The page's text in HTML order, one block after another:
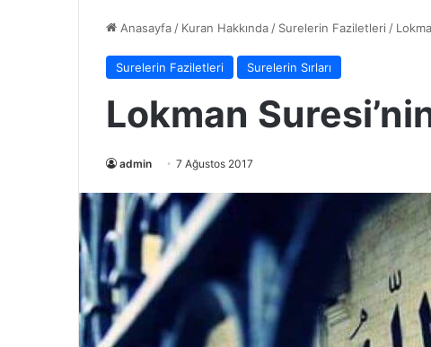
Anasayfa / Kuran Hakkında / Surelerin Faziletleri /
Surelerin Faziletleri Surelerin Sırları
Lokman
admin 7 Ağustos 2017